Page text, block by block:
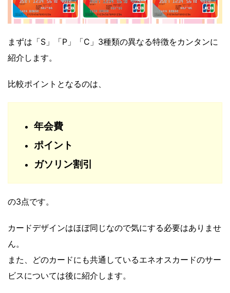
まずは「S」「P」「C」3種類の異なる特徴をカンタンに
紹介します。
比較ポイントとなるのは、
年会費
ポイント
ガソリン割引
の3点です。
カードデザインはほぼ同じなので気にする必要はありませ
ん。
また、どのカードにも共通しているエネオスカードのサー
ビスについては後に紹介します。